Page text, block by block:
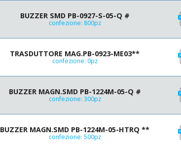
4000 Hz
4100 Hz
4400 Hz
4500 Hz
5000 Hz
6400 Hz
BUZZER SMD PB-0927-S-05-Q #
confezione: 800pz
TRASDUTTORE MAG.PB-0923-ME03**
confezione: 0pz
BUZZER MAGN.SMD PB-1224M-05-Q #
confezione: 300pz
BUZZER MAGN.SMD PB-1224M-05-HTRQ **
confezione: 500pz